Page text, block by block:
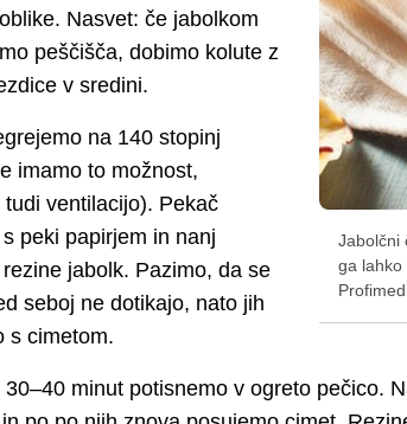
Jabolčni
ga lahko
Nasvet: če jabolkom
peščišča, dobimo kolute z
v sredini.
na 140 stopinj
imamo to možnost,
tudi ventilacijo). Pekač
peki papirjem in nanj
jabolk. Pazimo, da se
seboj ne dotikajo, nato jih
s cimetom.
30–40 minut potisnemo v ogreto pečico.